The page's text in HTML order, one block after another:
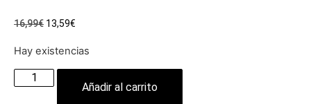
16,99€ 13,59€
Hay existencias
Añadir al carrito